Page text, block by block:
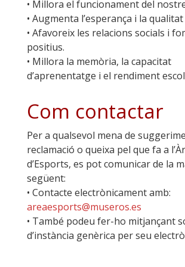
• Millora el funcionament del
• Augmenta l’esperança i la qualitat
• Afavoreix les relacions socials i
positius.
• Millora la memòria, la capacitat
d’aprenentatge i el rendiment
Com contactar
Per a qualsevol mena de
reclamació o queixa pel que fa a
d’Esports, es pot comunicar de la
següent:
• Contacte electrònicament amb:
areaesports@museros.es
• També podeu fer-ho mitjançant
d’instància genèrica per seu